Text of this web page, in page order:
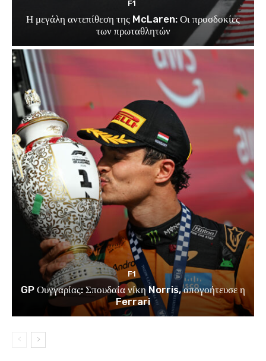
F1
Η μεγάλη αντεπίθεση της McLaren: Οι προσδοκίες
των πρωταθλητών
F1
GP Ουγγαρίας: Σπουδαία νίκη Norris, απογοήτευσε η
Ferrari